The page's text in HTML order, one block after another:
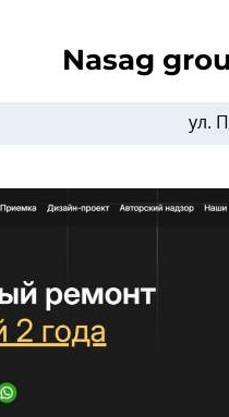
Nasag
ул.